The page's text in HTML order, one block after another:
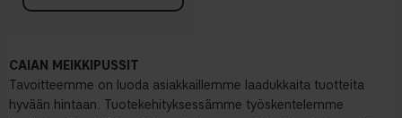
CAIAN MEIKKIPUSSIT
Tavoitteemme on luoda asiakkaillemme laadukkaita tuotteita
hyvään hintaan. Tuotekehityksessämme työskentelemme